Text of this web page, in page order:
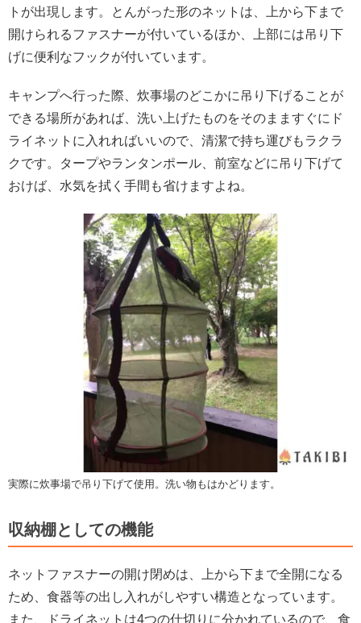
トが出現します。とんがった形のネットは、上から下まで
開けられるファスナーが付いているほか、上部には吊り下
げに便利なフックが付いています。
キャンプへ行った際、炊事場のどこかに吊り下げることが
できる場所があれば、洗い上げたものをそのまますぐにド
ライネットに入れればいいので、清潔で持ち運びもラクラ
クです。タープやランタンポール、前室などに吊り下げて
おけば、水気を拭く手間も省けますよね。
実際に炊事場で吊り下げて使用。洗い物もはかどります。
収納棚としての機能
ネットファスナーの開け閉めは、上から下まで全開になる
ため、食器等の出し入れがしやすい構造となっています。
また、ドライネットは4つの仕切りに分かれているので、食